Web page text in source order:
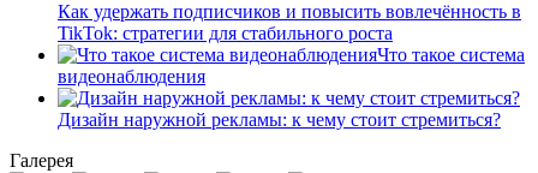
Как удержать подписчиков и повысить вовлечённость в
TikTok: стратегии для стабильного роста
Что такое система
видеонаблюдения
Дизайн наружной рекламы: к чему стоит стремиться?
Галерея